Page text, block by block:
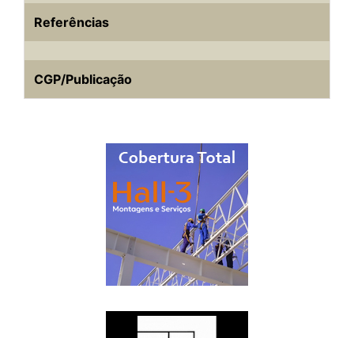
Referências
CGP/Publicação